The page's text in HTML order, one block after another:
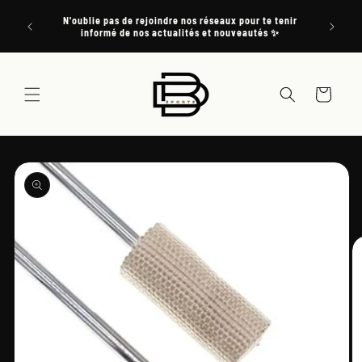
passer
au
en
N'oublie pas de rejoindre nos réseaux pour te tenir
informé de nos actualités et nouveautés ✨
Panier
Passer aux
informations
produits